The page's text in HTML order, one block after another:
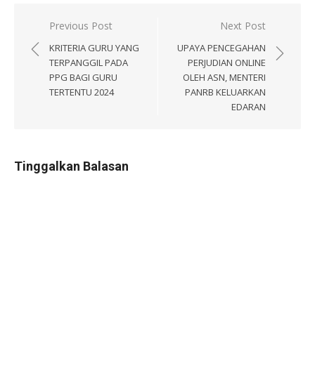
Navigasi
pos
Previous Post
KRITERIA GURU YANG
TERPANGGIL PADA
PPG BAGI GURU
TERTENTU 2024
Next Post
UPAYA PENCEGAHAN
PERJUDIAN ONLINE
OLEH ASN, MENTERI
PANRB KELUARKAN
EDARAN
Tinggalkan Balasan